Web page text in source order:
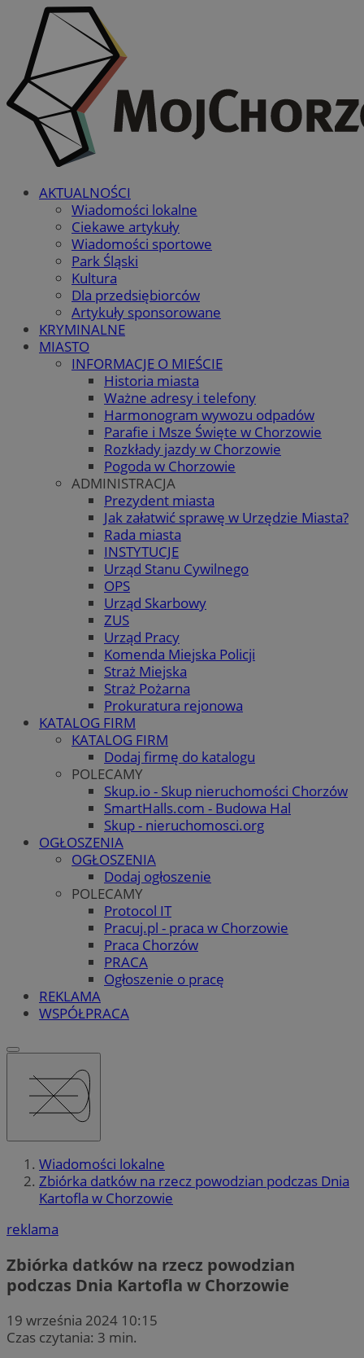
AKTUALNOŚCI
Wiadomości lokalne
Ciekawe artykuły
Wiadomości sportowe
Park Śląski
Kultura
Dla przedsiębiorców
Artykuły sponsorowane
KRYMINALNE
MIASTO
INFORMACJE O MIEŚCIE
Historia miasta
Ważne adresy i telefony
Harmonogram wywozu odpadów
Parafie i Msze Święte w Chorzowie
Rozkłady jazdy w Chorzowie
Pogoda w Chorzowie
ADMINISTRACJA
Prezydent miasta
Jak załatwić sprawę w Urzędzie Miasta?
Rada miasta
INSTYTUCJE
Urząd Stanu Cywilnego
OPS
Urząd Skarbowy
ZUS
Urząd Pracy
Komenda Miejska Policji
Straż Miejska
Straż Pożarna
Prokuratura rejonowa
KATALOG FIRM
KATALOG FIRM
Dodaj firmę do katalogu
POLECAMY
Skup.io - Skup nieruchomości Chorzów
SmartHalls.com - Budowa Hal
Skup - nieruchomosci.org
OGŁOSZENIA
OGŁOSZENIA
Dodaj ogłoszenie
POLECAMY
Protocol IT
Pracuj.pl - praca w Chorzowie
Praca Chorzów
PRACA
Ogłoszenie o pracę
REKLAMA
WSPÓŁPRACA
Wiadomości lokalne
Zbiórka datków na rzecz powodzian podczas Dnia
Kartofla w Chorzowie
reklama
Zbiórka datków na rzecz powodzian
podczas Dnia Kartofla w Chorzowie
19 września 2024 10:15
Czas czytania: 3 min.